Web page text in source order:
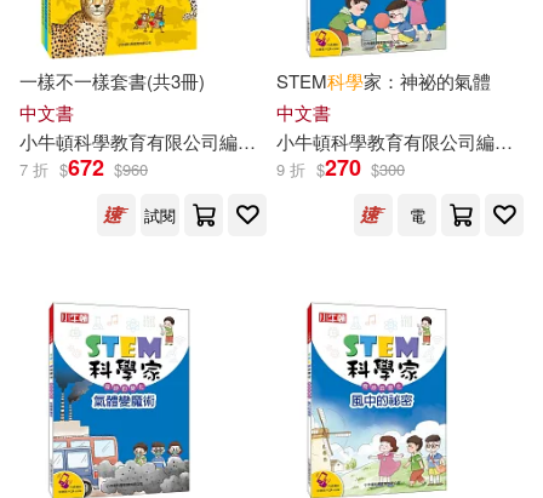
一樣不一樣套書(共3冊)
中文書
小牛頓科學教育有限公司編輯 團隊 廖篤誠 江勻楷 蔣宜庭 藍色
7 折 $672 $960
試閱
STEM科學家：神祕的氣體
中文書
小牛頓科學教育有限公司編輯
9 折 $270 $300
電